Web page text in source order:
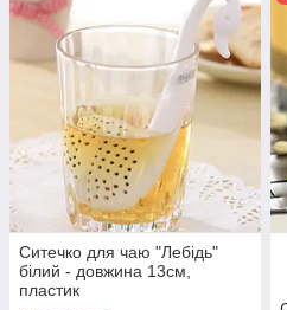
Ситечко для чаю "Лебідь"
білий - довжина 13см,
пластик